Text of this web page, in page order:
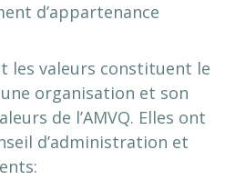
d’appartenance
les valeurs constituent le
organisation et son
de l’AMVQ. Elles ont
d’administration et